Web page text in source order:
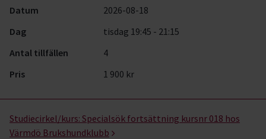
Datum
2026-08-18
Dag
tisdag 19:45 - 21:15
Antal tillfällen
4
Pris
1 900 kr
Studiecirkel/kurs: Specialsök fortsättning kursnr 018 hos
Värmdö Brukshundklubb